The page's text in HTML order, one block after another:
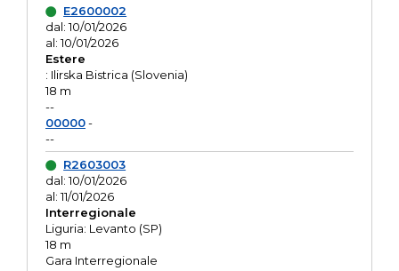
E2600002
dal: 10/01/2026
al: 10/01/2026
Estere
: Ilirska Bistrica (Slovenia)
18 m
--
00000-
--
R2603003
dal: 10/01/2026
al: 11/01/2026
Interregionale
Liguria: Levanto (SP)
18 m
Gara Interregionale